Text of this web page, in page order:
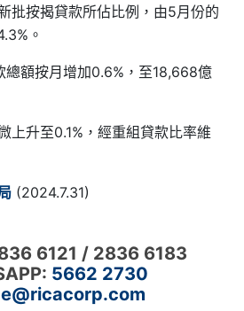
批按揭貸款所佔比例，由5月份的
。
總額按月增加0.6%，至18,668億
上升至0.1%，經重組貸款比率維
(2024.7.31)
6121 / 2836 6183
5662 2730